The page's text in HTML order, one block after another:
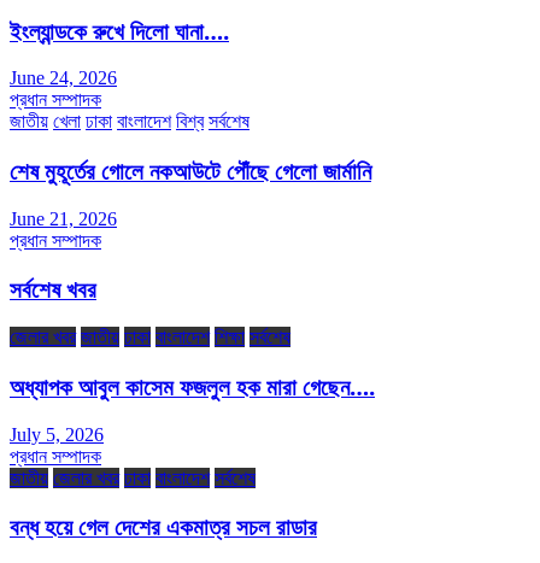
ইংল্যান্ডকে রুখে দিলো ঘানা….
June 24, 2026
প্রধান সম্পাদক
জাতীয় খেলা ঢাকা বাংলাদেশ বিশ্ব সর্বশেষ
শেষ মুহূর্তের গোলে নকআউটে পৌঁছে গেলো জার্মানি
June 21, 2026
প্রধান সম্পাদক
সর্বশেষ খবর
জেলার খবর জাতীয় ঢাকা বাংলাদেশ শিক্ষা সর্বশেষ
অধ্যাপক আবুল কাসেম ফজলুল হক মারা গেছেন….
July 5, 2026
প্রধান সম্পাদক
জাতীয় জেলার খবর ঢাকা বাংলাদেশ সর্বশেষ
বন্ধ হয়ে গেল দেশের একমাত্র সচল রাডার